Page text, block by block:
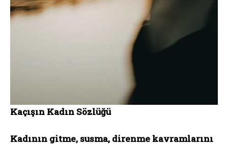
Kaçışın Kadın Sözlüğü
Kadının gitme, susma, direnme kavramlarını